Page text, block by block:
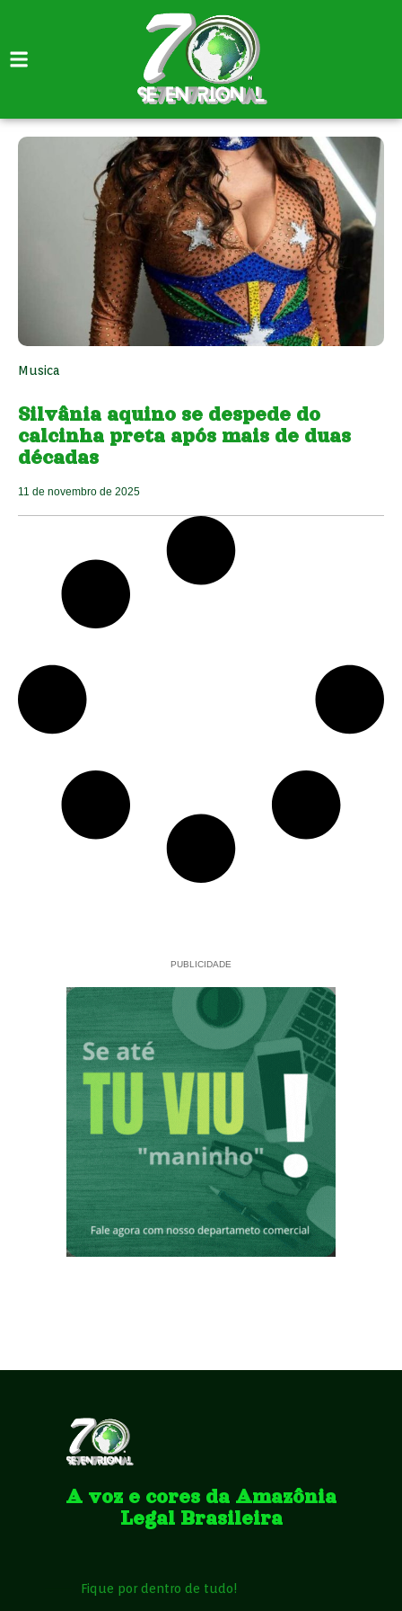
Musica
Silvânia aquino se despede do
calcinha preta após mais de duas
décadas
11 de novembro de 2025
PUBLICIDADE
A voz e cores da Amazônia
Legal Brasileira
Fique por dentro de tudo!